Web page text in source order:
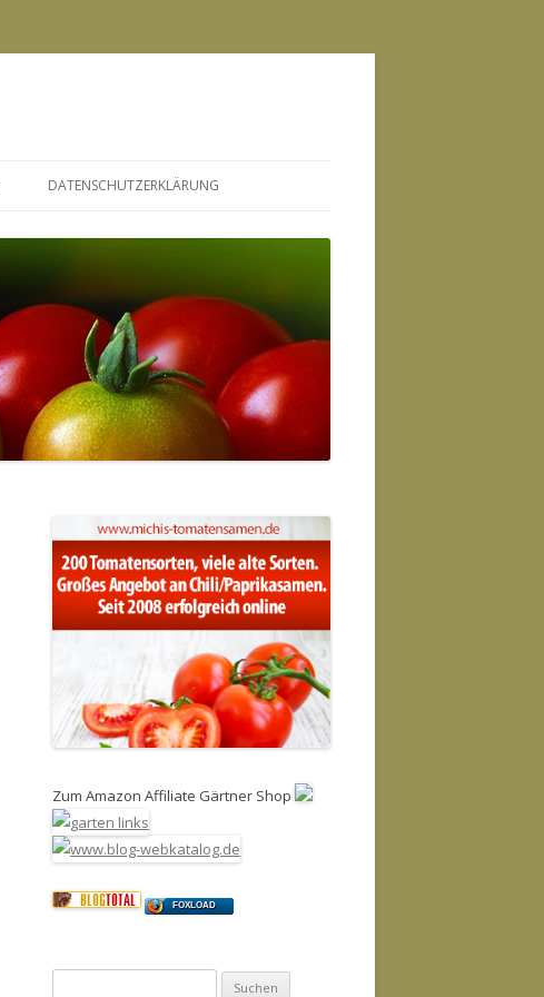
DATENSCHUTZERKLÄRUNG
Zum Amazon Affiliate Gärtner Shop
FOXLOAD